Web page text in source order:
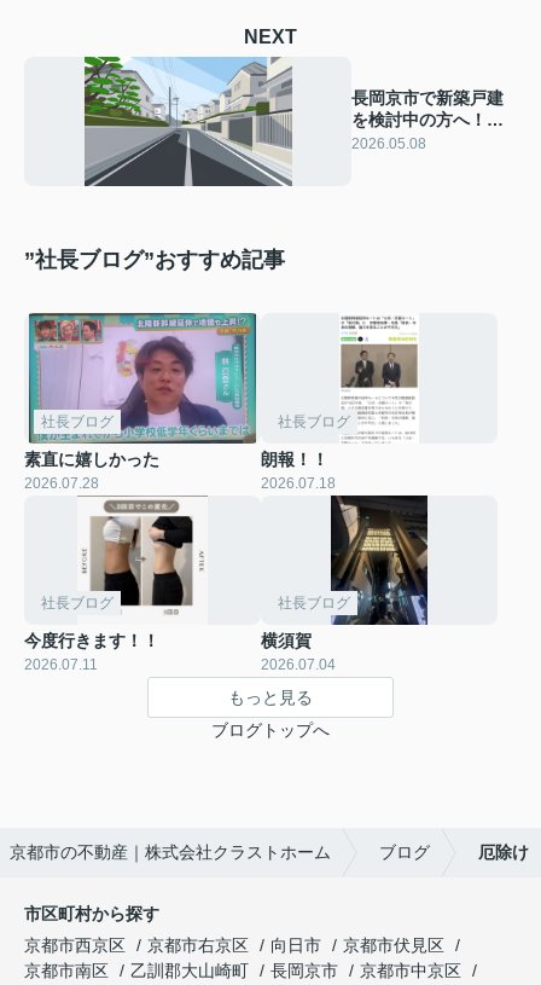
NEXT
長岡京市で新築戸建
を検討中の方へ！通
勤に便利なエリア選
2026.05.08
”社長ブログ”おすすめ記事
社長ブログ
素直に嬉しかった
2026.07.28
社長ブログ
朗報！！
2026.07.18
社長ブログ
今度行きます！！
2026.07.11
社長ブログ
横須賀
2026.07.04
もっと見る
ブログトップへ
京都市の不動産｜株式会社クラストホーム ブログ 厄除け
市区町村から探す
京都市西京区
京都市右京区 向日市
京都市伏見区
京都市南区
乙訓郡大山崎町 長岡京市
京都市中京区